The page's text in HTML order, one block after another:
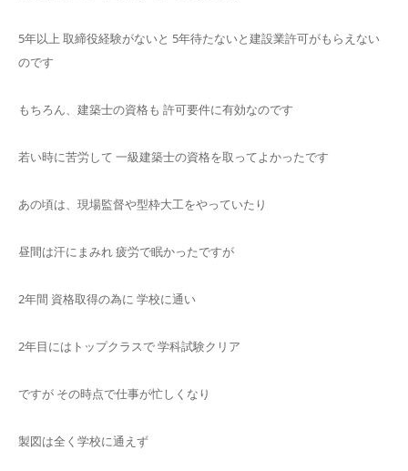
5年以上 取締役経験がないと 5年待たないと建設業許可がもらえない
のです
もちろん、建築士の資格も 許可要件に有効なのです
若い時に苦労して 一級建築士の資格を取ってよかったです
あの頃は、現場監督や型枠大工をやっていたり
昼間は汗にまみれ 疲労で眠かったですが
2年間 資格取得の為に 学校に通い
2年目にはトップクラスで 学科試験クリア
ですが その時点で仕事が忙しくなり
製図は全く学校に通えず